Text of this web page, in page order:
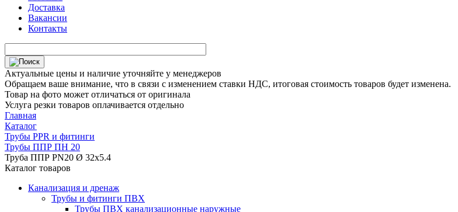
Доставка
Вакансии
Контакты
Актуальные цены и наличие уточняйте у менеджеров
Обращаем ваше внимание, что в связи с изменением ставки НДС, итоговая стоимость товаров будет изменена.
Товар на фото может отличаться от оригинала
Услуга резки товаров оплачивается отдельно
Главная
Каталог
Трубы PPR и фитинги
Трубы ППР ПН 20
Труба ППР PN20 Ø 32х5.4
Каталог товаров
Канализация и дренаж
Трубы и фитинги ПВХ
Трубы ПВХ канализационные наружные